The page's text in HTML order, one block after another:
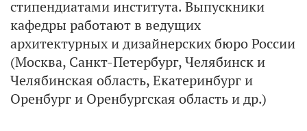
стипендиатами института. Выпускники
кафедры работают в ведущих
архитектурных и дизайнерских бюро России
(Москва, Санкт-Петербург, Челябинск и
Челябинская область, Екатеринбург и
Оренбург и Оренбургская область и др.)